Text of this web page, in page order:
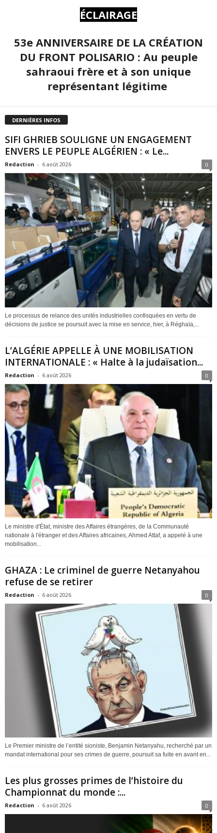
ÉCLAIRAGE
53e ANNIVERSAIRE DE LA CRÉATION
DU FRONT POLISARIO : Au peuple
sahraoui frère et à son unique
représentant légitime
DERNIÈRES INFOS
SIFI GHRIEB SOULIGNE UN ENGAGEMENT
ENVERS LE PEUPLE ALGÉRIEN : « Le...
Redaction - 6 août 2026 0
Le processus de relance des unités industrielles confisquées en vertu de
décisions de justice se poursuit avec la mise en service, hier, à Réghaïa,...
L’ALGÉRIE APPELLE À UNE MOBILISATION
INTERNATIONALE : « Halte à la judaïsation...
Redaction - 6 août 2026 0
Le ministre d'État, ministre des Affaires étrangères, de la Communauté
nationale à l'étranger et des Affaires africaines, Ahmed Attaf, a appelé à une
mobilisation...
GHAZA : Le criminel de guerre Netanyahou
refuse de se retirer
Redaction - 6 août 2026 0
Le Premier ministre de l’entité sioniste, Benjamin Netanyahu, recherché par un
mandat international pour ses crimes de guerre, poursuit sa fuite en avant en...
Les plus grosses primes de l’histoire du
Championnat du monde :...
Redaction - 6 août 2026 0